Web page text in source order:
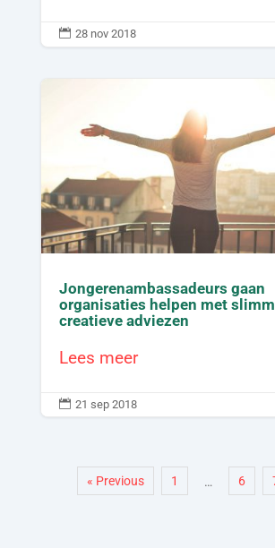
 28 nov 2018
Jongerenambassadeurs gaan
organisaties helpen met
creatieve adviezen
Lees meer
 21 sep 2018
« Previous 1 … 6